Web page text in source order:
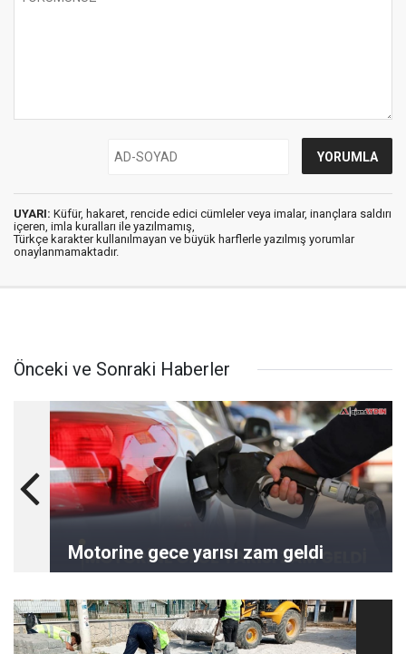
UYARI: Küfür, hakaret, rencide edici cümleler veya imalar, inançlara saldırı
içeren, imla kuralları ile yazılmamış,
Türkçe karakter kullanılmayan ve büyük harflerle yazılmış yorumlar
onaylanmamaktadır.
Önceki ve Sonraki Haberler
Motorine gece yarısı zam geldi